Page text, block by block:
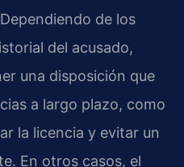
de los
del acusado,
una disposición que
a largo plazo, como
la licencia y evitar un
En otros casos, el